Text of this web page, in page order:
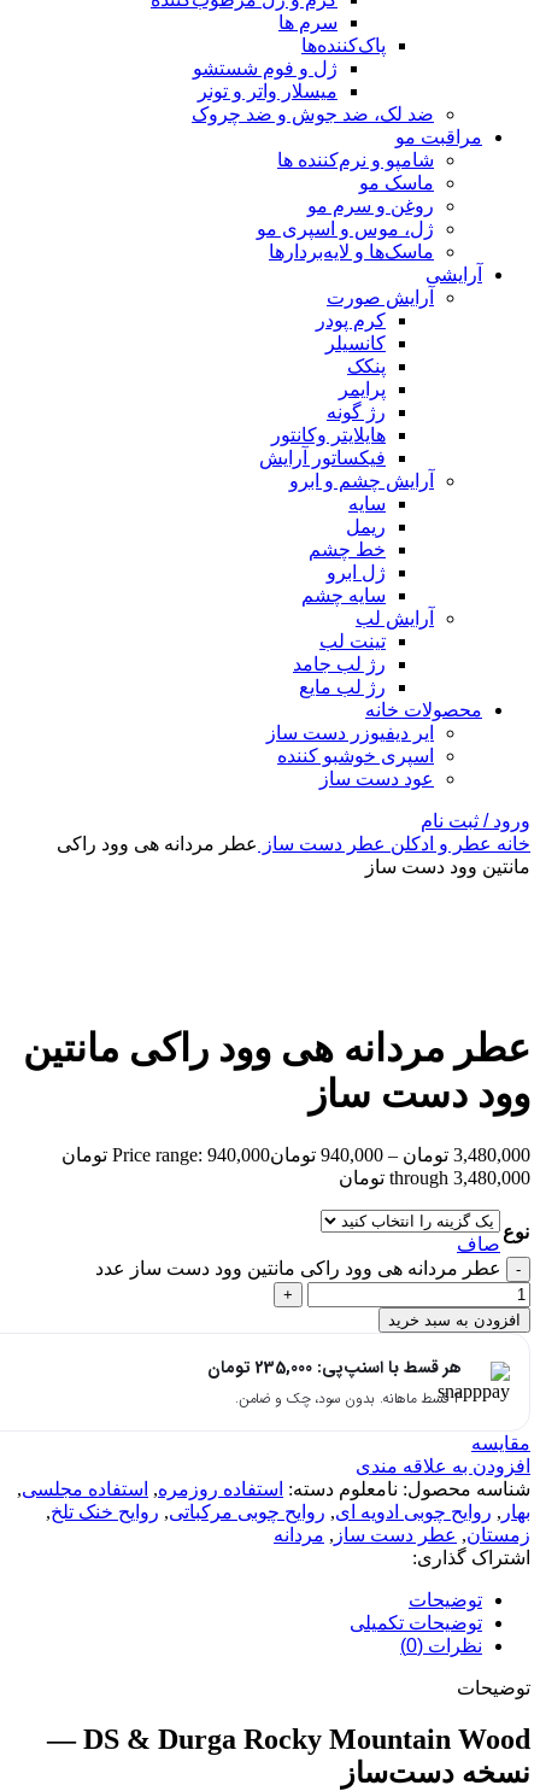
سرم ها
پاک‌کننده‌ها
ژل و فوم شستشو
میسلار واتر و تونر
ضد لک، ضد جوش و ضد چروک
مراقبت مو
شامپو و نرم‌کننده ها
ماسک مو
روغن و سرم مو
ژل، موس و اسپری مو
ماسک‌ها و لایه‌بردارها
آرایشی
آرایش صورت
کرم پودر
کانسیلر
پنکک
پرایمر
رژ گونه
هایلایتر وکانتور
فیکساتور آرایش
آرایش چشم و ابرو
سایه
ریمل
خط چشم
ژل ابرو
سایه چشم
آرایش لب
تینت لب
رژ لب جامد
رژ لب مایع
محصولات خانه
ایر دیفیوزر دست ساز
اسپری خوشبو کننده
عود دست ساز
ورود / ثبت نام
خانه عطر و ادکلن عطر دست ساز عطر مردانه هی وود راکی
مانتین وود دست ساز
عطر مردانه هی وود راکی مانتین
وود دست ساز
3,480,000 تومان –
940,000 تومان
Price range: 940,000 تومان
through 3,480,000 تومان
نوع
صاف
عطر مردانه هی وود راکی مانتین وود دست ساز عدد
افزودن به سبد خرید
هر قسط با اسنپ‌پی: 235,000 تومان
۴ قسط ماهانه. بدون سود، چک و ضامن.
مقایسه
افزودن به علاقه مندی
شناسه محصول: نامعلوم دسته: استفاده روزمره, استفاده مجلسی,
بهار , روایح چوبی ادویه ای, روایح چوبی مرکباتی, روایح خنک تلخ,
زمستان, عطر دست ساز , مردانه
اشتراک گذاری:
توضیحات
توضیحات تکمیلی
نظرات (0)
توضیحات
DS & Durga Rocky Mountain Wood
—
نسخه دست‌ساز